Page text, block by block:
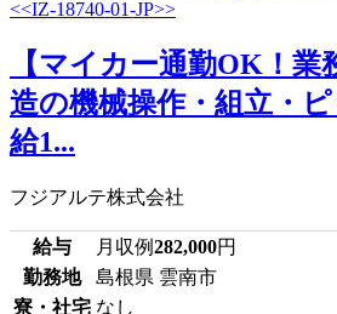
【マイカー通勤OK！業
造の機械操作・組立・
給1...
フジアルテ株式会社
給与 月収例282,000円
勤務地
島根県 雲南市
寮・社宅 なし